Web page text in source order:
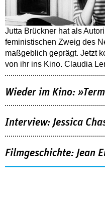
Jutta Brückner hat als
feministischen Zweig des
maßgeblich geprägt. Jetzt
von ihr ins Kino. Claudia
Wieder im Kino:
Interview: Jessica
Filmgeschichte: Jean